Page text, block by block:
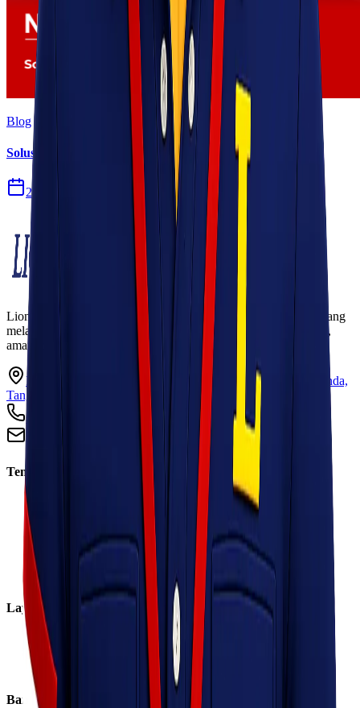
Blog
Solusi Logistik untuk Perusahaan Manufaktur
27 Jul 2026
Lionel Express adalah perusahaan jasa pengiriman terpercaya yang
melayani pengiriman barang ke seluruh Indonesia dengan cepat,
aman, dan harga kompetitif.
Ruko Garden Square Blok G No. 11-12 Jurumudi baru, Benda,
Tangerang, Banten 15124
+62 813 8838 8182
info@lionelexpress.com
Tentang Kami
Sosial Perusahaan
Informasi
Layanan
Express
Regular
Eco
Bantuan